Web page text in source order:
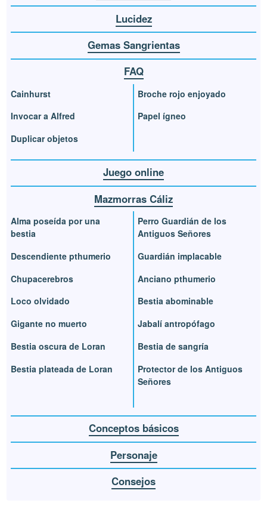
Lucidez
Gemas Sangrientas
FAQ
Cainhurst
Invocar a Alfred
Duplicar objetos
Broche rojo enjoyado
Papel ígneo
Juego online
Mazmorras Cáliz
Alma poseída por una
bestia
Descendiente pthumerio
Chupacerebros
Loco olvidado
Gigante no muerto
Bestia oscura de Loran
Bestia plateada de Loran
Perro Guardián de los
Antiguos Señores
Guardián implacable
Anciano pthumerio
Bestia abominable
Jabalí antropófago
Bestia de sangría
Protector de los Antiguos
Señores
Conceptos básicos
Personaje
Consejos